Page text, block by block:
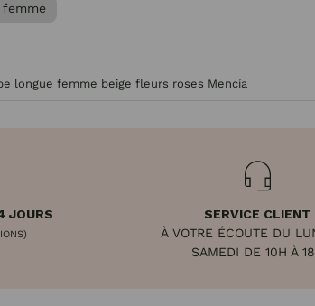
longue femme beige fleurs roses Mencía
JOURS
SERVICE CLIENT
À VOTRE ÉCOUTE DU
SAMEDI DE 10H À